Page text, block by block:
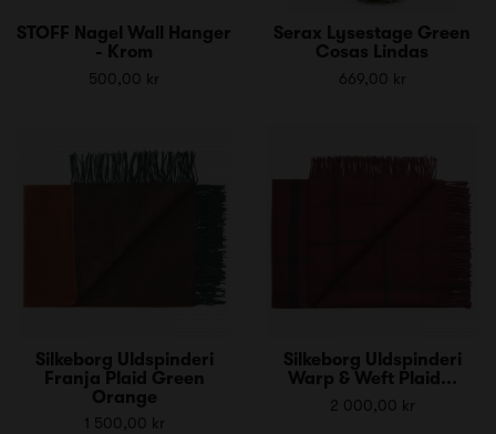
STOFF Nagel Wall Hanger
- Krom
500,00 kr
Serax Lysestage Green
Cosas Lindas
669,00 kr
Silkeborg Uldspinderi
Franja Plaid Green
Orange
1 500,00 kr
Silkeborg Uldspinderi
Warp & Weft Plaid...
2 000,00 kr